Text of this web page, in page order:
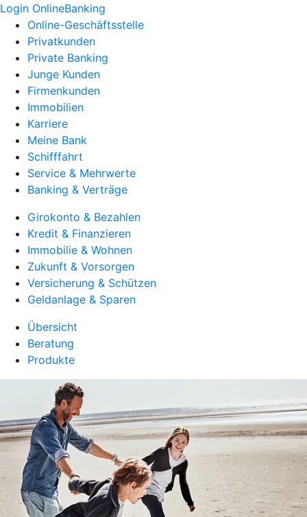
Login OnlineBanking
Online-Geschäftsstelle
Privatkunden
Private Banking
Junge Kunden
Firmenkunden
Immobilien
Karriere
Meine Bank
Schifffahrt
Service & Mehrwerte
Banking & Verträge
Girokonto & Bezahlen
Kredit & Finanzieren
Immobilie & Wohnen
Zukunft & Vorsorgen
Versicherung & Schützen
Geldanlage & Sparen
Übersicht
Beratung
Produkte